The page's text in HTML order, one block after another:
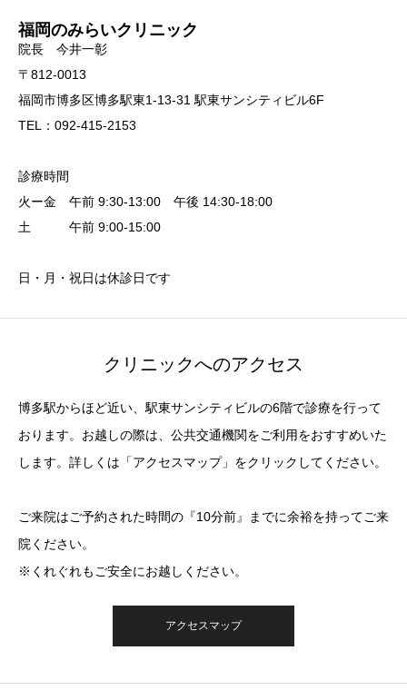
福岡のみらいクリニック
院長 今井一彰
〒812-0013
福岡市博多区博多駅東1-13-31 駅東サンシティビル6F
TEL：092-415-2153
診療時間
火ー金 午前 9:30-13:00 午後 14:30-18:00
土 午前 9:00-15:00
日・月・祝日は休診日です
クリニックへのアクセス
博多駅からほど近い、駅東サンシティビルの6階で診療を行って
おります。お越しの際は、公共交通機関をご利用をおすすめいた
します。詳しくは「アクセスマップ」をクリックしてください。
ご来院はご予約された時間の『10分前』までに余裕を持ってご来
院ください。
※くれぐれもご安全にお越しください。
アクセスマップ